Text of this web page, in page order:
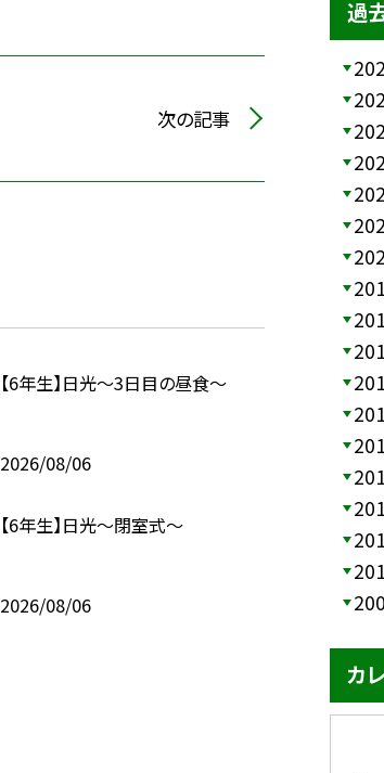
次の記事
【6年生】日光〜3日目の昼食〜
2026/08/06
【6年生】日光〜閉室式〜
2026/08/06
過
カ